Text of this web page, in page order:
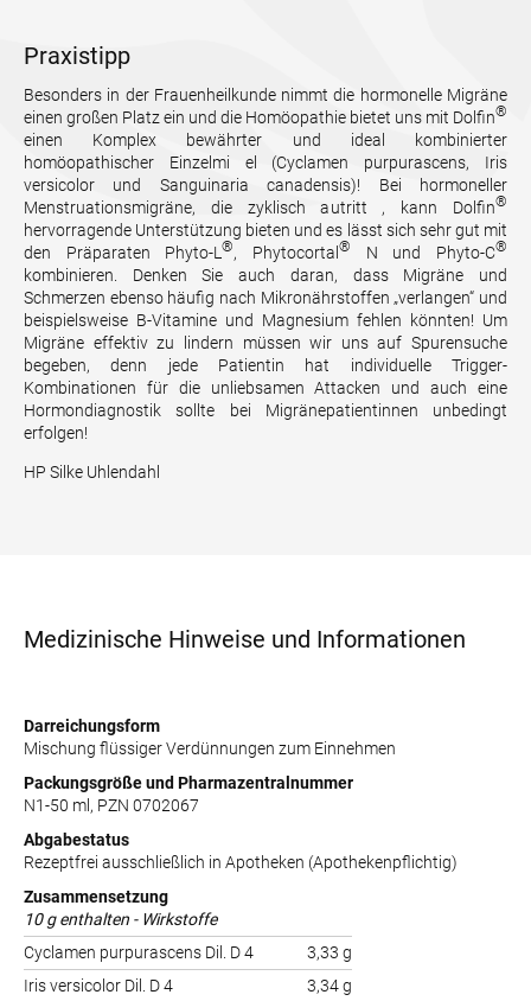
Praxistipp
Besonders in der Frauenheilkunde nimmt die hormonelle Migräne
einen großen Platz ein und die Homöopathie bietet uns mit Dolfin®
einen Komplex bewährter und ideal kombinierter
homöopathischer Einzelmi el (Cyclamen purpurascens, Iris
versicolor und Sanguinaria canadensis)! Bei hormoneller
Menstruationsmigräne, die zyklisch autritt , kann Dolfin®
hervorragende Unterstützung bieten und es lässt sich sehr gut mit
den Präparaten Phyto-L®, Phytocortal® N und Phyto-C®
kombinieren. Denken Sie auch daran, dass Migräne und
Schmerzen ebenso häufig nach Mikronährstoffen „verlangen“ und
beispielsweise B-Vitamine und Magnesium fehlen könnten! Um
Migräne effektiv zu lindern müssen wir uns auf Spurensuche
begeben, denn jede Patientin hat individuelle Trigger-
Kombinationen für die unliebsamen Attacken und auch eine
Hormondiagnostik sollte bei Migränepatientinnen unbedingt
erfolgen!
HP Silke Uhlendahl
Medizinische Hinweise und Informationen
Darreichungsform
Mischung flüssiger Verdünnungen zum Einnehmen
Packungsgröße und Pharmazentralnummer
N1-50 ml, PZN 0702067
Abgabestatus
Rezeptfrei ausschließlich in Apotheken (Apothekenpflichtig)
Zusammensetzung
10 g enthalten - Wirkstoffe
Cyclamen purpurascens Dil. D 4
3,33 g
Iris versicolor Dil. D 4
3,34 g